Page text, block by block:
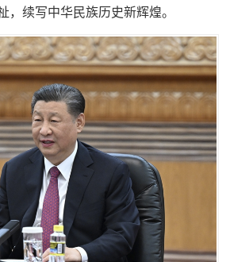
，续写中华民族历史新辉煌。